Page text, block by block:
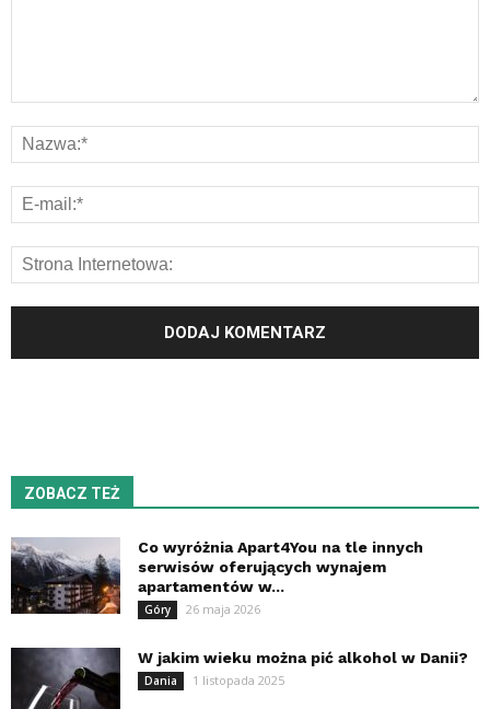
ZOBACZ TEŻ
Co wyróżnia Apart4You na tle innych
serwisów oferujących wynajem
apartamentów w...
Góry 26 maja 2026
W jakim wieku można pić alkohol w Danii?
Dania 1 listopada 2025